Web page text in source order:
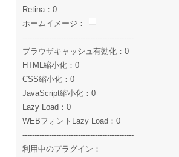
Retina：0
ホームイメージ：
----------------------------------------------
ブラウザキャッシュ有効化：0
HTML縮小化：0
CSS縮小化：0
JavaScript縮小化：0
Lazy Load：0
WEBフォントLazy Load：0
----------------------------------------------
利用中のプラグイン：